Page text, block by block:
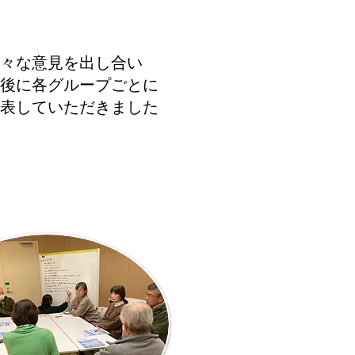
な意見を出し合い
に各グループごとに
していただきました